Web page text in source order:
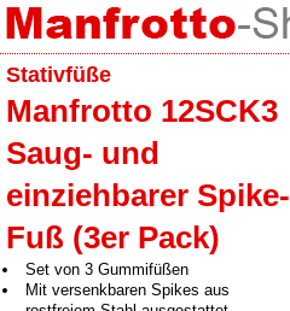
Stativfüße
Manfrotto 12SCK3
Saug- und
einziehbarer Spike-
Fuß (3er Pack)
Set von 3 Gummifüßen
Mit versenkbaren Spikes aus